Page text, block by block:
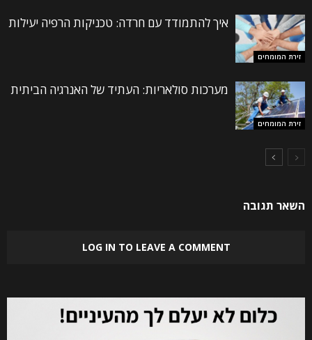
זירת המומחים
איך להתמודד עם חרדה: טכניקות הרפיה יעילות
זירת המומחים
מערכות סולאריות: העתיד של האנרגיה הביתית
השאר תגובה
LOG IN TO LEAVE A COMMENT